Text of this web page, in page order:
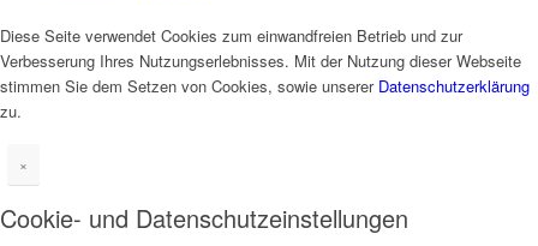
Diese Seite verwendet Cookies zum einwandfreien Betrieb und zur
Verbesserung Ihres Nutzungserlebnisses. Mit der Nutzung dieser Webseite
stimmen Sie dem Setzen von Cookies, sowie unserer Datenschutzerklärung
zu.
×
Cookie- und Datenschutzeinstellungen